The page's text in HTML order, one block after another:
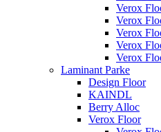
Verox
Verox
Verox
Verox
Verox
Laminant Parke
Design Floor
KAINDL
Berry Alloc
Verox Floor